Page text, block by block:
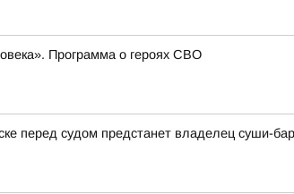
Программа о героях СВО
перед судом предстанет владелец суши-